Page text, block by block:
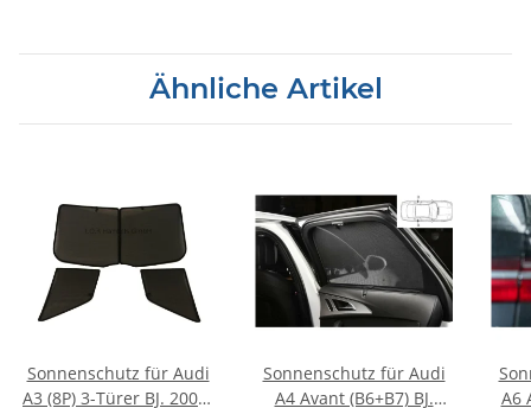
Ähnliche Artikel
Sonnenschutz für Audi
A3 (8P) 3-Türer BJ. 2003-
Sonnenschutz für Audi
A4 Avant (B6+B7) BJ.
A6